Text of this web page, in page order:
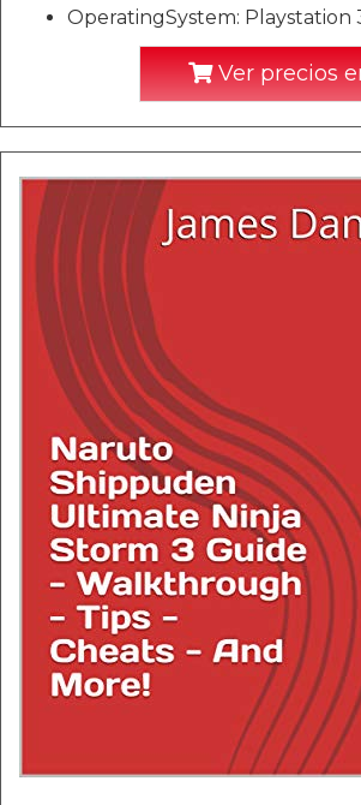
OperatingSystem: Playstation
Ver precios